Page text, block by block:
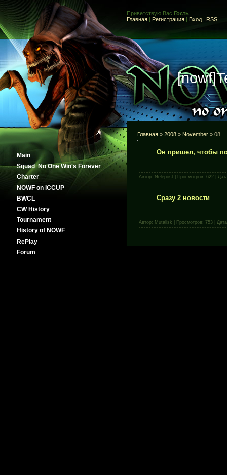
Main
Squad No One Win's Forever
Сharter
NOWF on ICCUP
BWCL
CW History
Tournament
History of NOWF
RePlay
Forum
Приветствую Вас Гость
Главная | Регистрация | Вход | RSS
Главная » 2008 » November » 08
Он пришел, чтобы
Автор: Nelepost | Просмотров: 622 |
Сразу 2 новости
Автор: Mutalisk | Просмотров: 753 |